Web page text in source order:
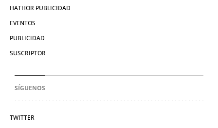
HATHOR PUBLICIDAD
EVENTOS
PUBLICIDAD
SUSCRIPTOR
SÍGUENOS
TWITTER